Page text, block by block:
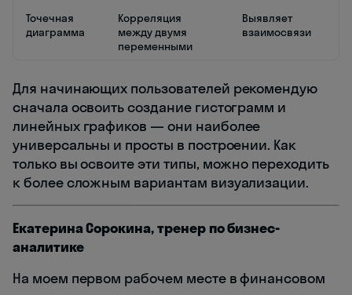
Точечная
диаграмма
Корреляция
между двумя
переменными
Выявляет
взаимосвязи
Для начинающих пользователей рекомендую
сначала освоить создание гистограмм и
линейных графиков — они наиболее
универсальны и просты в построении. Как
только вы освоите эти типы, можно переходить
к более сложным вариантам визуализации.
Екатерина Сорокина, тренер по бизнес-
аналитике
На моем первом рабочем месте в финансовом